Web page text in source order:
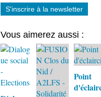
S'inscrire à la newsletter
Vous aimerez aussi :
Point